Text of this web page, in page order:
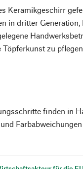
Keramikgeschirr
in dritter Generation,
zu
finden in